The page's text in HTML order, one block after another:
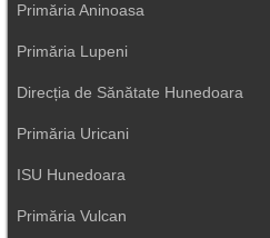
Primăria Aninoasa
Primăria Lupeni
Direcția de Sănătate Hunedoara
Primăria Uricani
ISU Hunedoara
Primăria Vulcan